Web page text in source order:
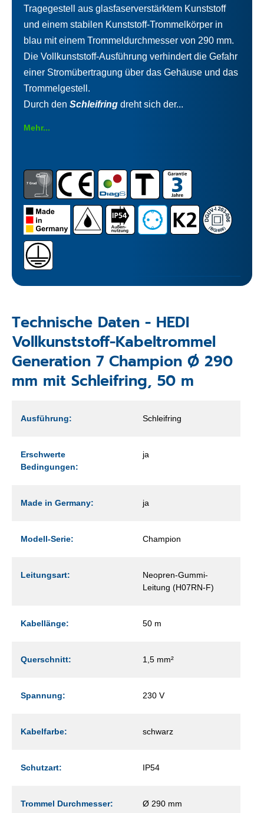
Tragegestell aus glasfaserverstärktem Kunststoff
und einem stabilen Kunststoff-Trommelkörper in
blau mit einem Trommeldurchmesser von 290 mm.
Die Vollkunststoff-Ausführung verhindert die Gefahr
einer Stromübertragung über das Gehäuse und das
Trommelgestell.
Durch den Schleifring dreht sich der...
Mehr...
Technische Daten - HEDI
Vollkunststoff-Kabeltrommel
Generation 7 Champion Ø 290
mm mit Schleifring, 50 m
Ausführung: Schleifring
Erschwerte
Bedingungen:
ja
Made in Germany: ja
Modell-Serie: Champion
Leitungsart:
Neopren-Gummi-
Leitung (H07RN-F)
Kabellänge: 50 m
Querschnitt: 1,5 mm²
Spannung: 230 V
Kabelfarbe: schwarz
Schutzart: IP54
Trommel Durchmesser: Ø 290 mm